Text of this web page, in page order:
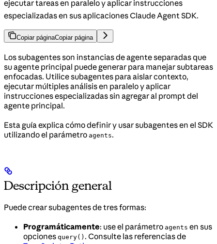
ejecutar tareas en paralelo y aplicar instrucciones
especializadas en sus aplicaciones Claude Agent SDK.
Copiar páginaCopiar página
Los subagentes son instancias de agente separadas que
su agente principal puede generar para manejar subtareas
enfocadas. Utilice subagentes para aislar contexto,
ejecutar múltiples análisis en paralelo y aplicar
instrucciones especializadas sin agregar al prompt del
agente principal.
Esta guía explica cómo definir y usar subagentes en el SDK
utilizando el parámetro agents.
Descripción general
Puede crear subagentes de tres formas:
Programáticamente: use el parámetro agents en sus
opciones query() . Consulte las referencias de